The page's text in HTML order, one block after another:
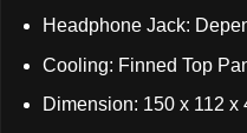
Headphone Jack:
Cooling: Finned Top
Dimension: 150 x 112 x